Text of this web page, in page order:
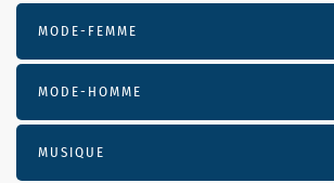
MODE-FEMME
MODE-HOMME
MUSIQUE